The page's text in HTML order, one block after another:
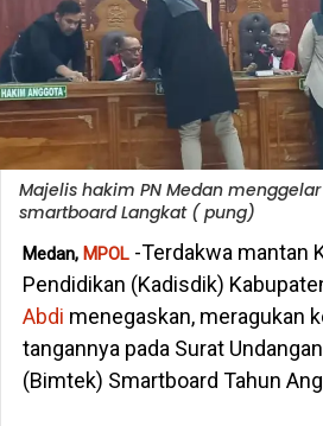
Majelis hakim PN Medan
smartboard Langkat ( pung)
Medan, MPOL-Terdakwa mantan
Pendidikan (Kadisdik)
Abdi menegaskan, meragukan
tangannya pada Surat
(Bimtek) Smartboard Tahun